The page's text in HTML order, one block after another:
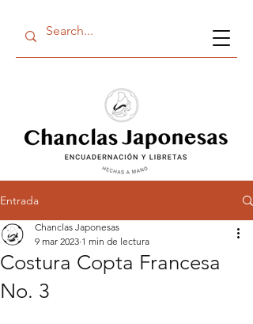
Entrada
Costura Copta Francesa
No. 3
Chanclas Japonesas
9 mar 2023 1 min de lectura